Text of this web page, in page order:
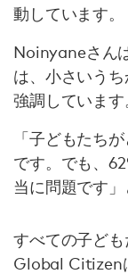
動しています。
Noinyaneさん
は、小さいう
強調しています
「子どもたち
です。でも、
当に問題です」
すべての子ども
Global Citizen